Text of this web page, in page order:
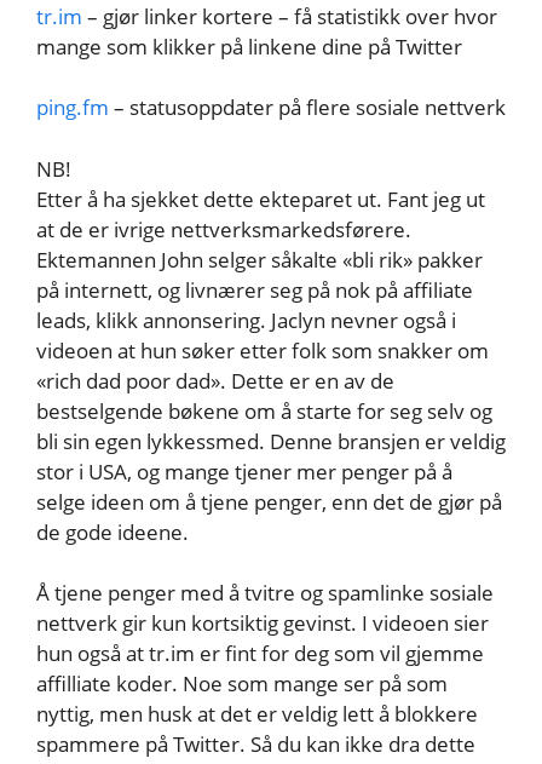
tr.im – gjør linker kortere – få statistikk over hvor
mange som klikker på linkene dine på Twitter
ping.fm – statusoppdater på flere sosiale nettverk
NB!
Etter å ha sjekket dette ekteparet ut. Fant jeg ut
at de er ivrige nettverksmarkedsførere.
Ektemannen John selger såkalte «bli rik» pakker
på internett, og livnærer seg på nok på affiliate
leads, klikk annonsering. Jaclyn nevner også i
videoen at hun søker etter folk som snakker om
«rich dad poor dad». Dette er en av de
bestselgende bøkene om å starte for seg selv og
bli sin egen lykkessmed. Denne bransjen er veldig
stor i USA, og mange tjener mer penger på å
selge ideen om å tjene penger, enn det de gjør på
de gode ideene.
Å tjene penger med å tvitre og spamlinke sosiale
nettverk gir kun kortsiktig gevinst. I videoen sier
hun også at tr.im er fint for deg som vil gjemme
affilliate koder. Noe som mange ser på som
nyttig, men husk at det er veldig lett å blokkere
spammere på Twitter. Så du kan ikke dra dette